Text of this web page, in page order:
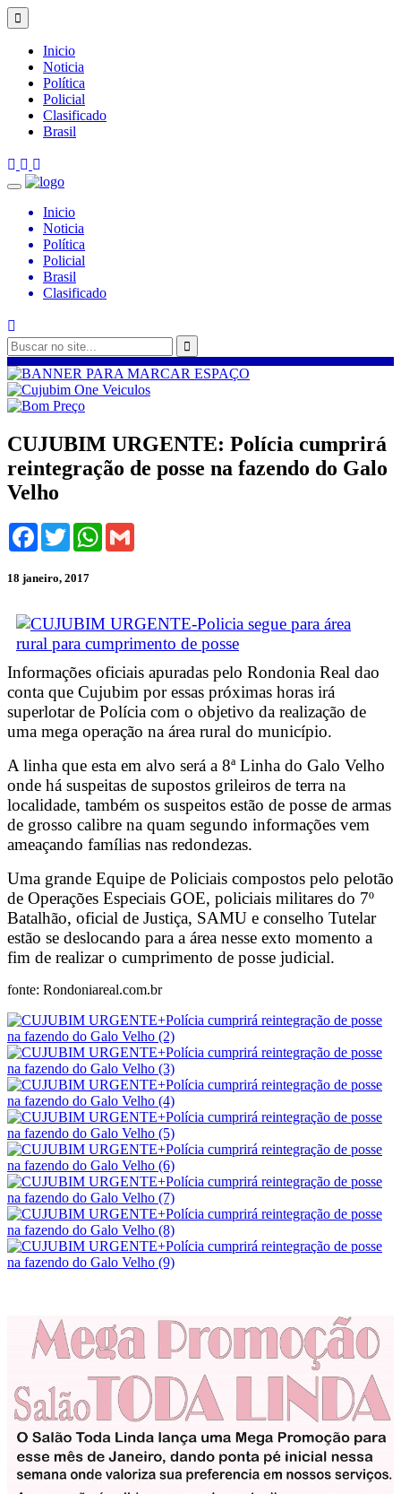
Inicio
Noticia
Política
Policial
Clasificado
Brasil
Inicio
Noticia
Política
Policial
Brasil
Clasificado
CUJUBIM URGENTE: Polícia cumprirá
reintegração de posse na fazendo do Galo
Velho
Facebook
TwitterWhatsApp
18 janeiro, 2017
Informações oficiais apuradas pelo Rondonia Real dao
conta que Cujubim por essas próximas horas irá
superlotar de Polícia com o objetivo da realização de
uma mega operação na área rural do município.
A linha que esta em alvo será a 8ª Linha do Galo Velho
onde há suspeitas de supostos grileiros de terra na
localidade, também os suspeitos estão de posse de armas
de grosso calibre na quam segundo informações vem
ameaçando famílias nas redondezas.
Uma grande Equipe de Policiais compostos pelo pelotão
de Operações Especiais GOE, policiais militares do 7º
Batalhão, oficial de Justiça, SAMU e conselho Tutelar
estão se deslocando para a área nesse exto momento a
fim de realizar o cumprimento de posse judicial.
fonte: Rondoniareal.com.br